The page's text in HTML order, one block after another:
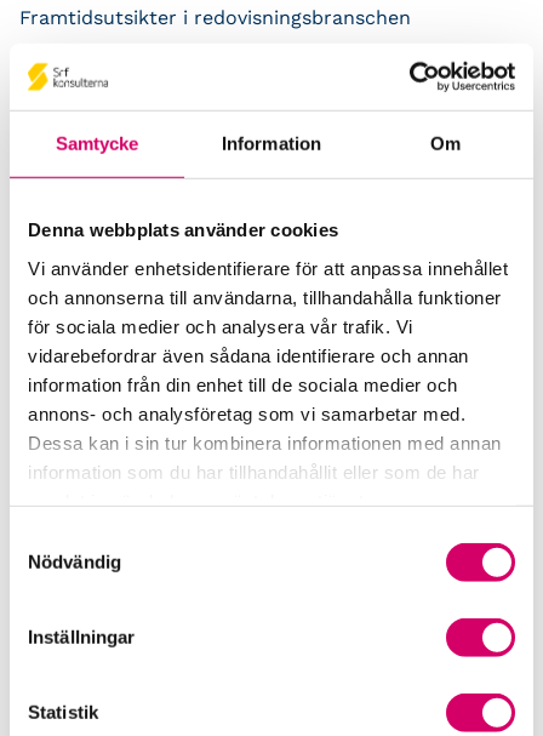
Samtycke Information Om
Denna webbplats använder cookies
Vi använder enhetsidentifierare för att anpassa innehållet
och annonserna till användarna, tillhandahålla funktioner
för sociala medier och analysera vår trafik. Vi
vidarebefordrar även sådana identifierare och annan
information från din enhet till de sociala medier och
annons- och analysföretag som vi samarbetar med.
Dessa kan i sin tur kombinera informationen med annan
information som du har tillhandahållit eller som de har
Nödvändig
Inställningar
Statistik
Framtidsutsikter i redovisningsbranschen
Prenumerera på våra nyhetsbrev
Pressrum
Samverkan med myndigheter och organisationer
Srf Fokusrapport 2024 – insikter för hållbart
företagande
Våra nyhetskanaler
Tidningen Konsulten
Srf Nyhetsbevakning